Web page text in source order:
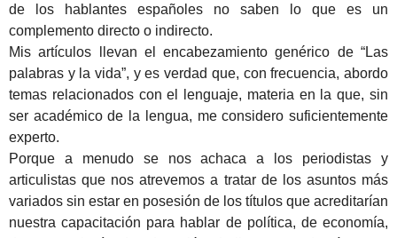
de los hablantes españoles no saben lo que es un
complemento directo o indirecto.
Mis artículos llevan el encabezamiento genérico de “Las
palabras y la vida”, y es verdad que, con frecuencia, abordo
temas relacionados con el lenguaje, materia en la que, sin
ser académico de la lengua, me considero suficientemente
experto.
Porque a menudo se nos achaca a los periodistas y
articulistas que nos atrevemos a tratar de los asuntos más
variados sin estar en posesión de los títulos que acreditarían
nuestra capacitación para hablar de política, de economía,